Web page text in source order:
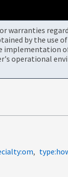
warranties
by the use
operational